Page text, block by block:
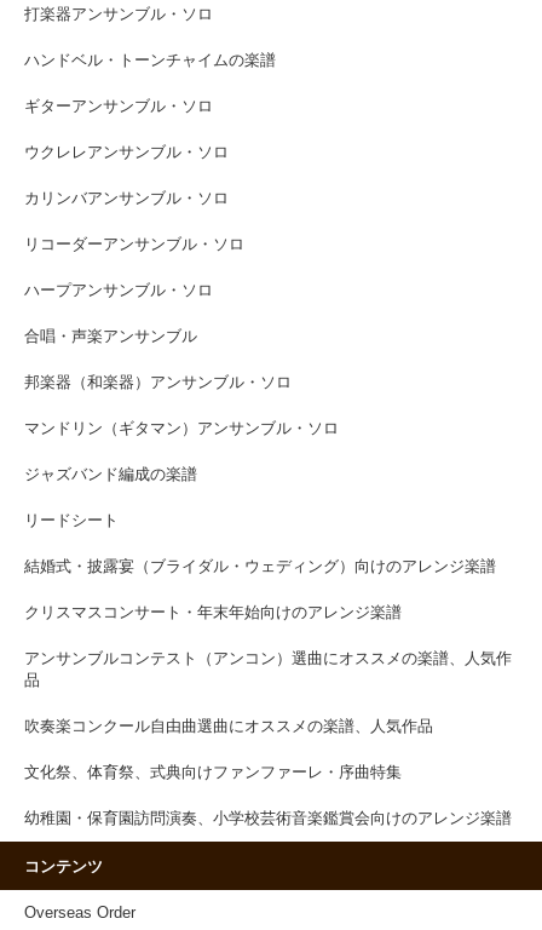
打楽器アンサンブル・ソロ
ハンドベル・トーンチャイムの楽譜
ギターアンサンブル・ソロ
ウクレレアンサンブル・ソロ
カリンバアンサンブル・ソロ
リコーダーアンサンブル・ソロ
ハープアンサンブル・ソロ
合唱・声楽アンサンブル
邦楽器（和楽器）アンサンブル・ソロ
マンドリン（ギタマン）アンサンブル・ソロ
ジャズバンド編成の楽譜
リードシート
結婚式・披露宴（ブライダル・ウェディング）向けのアレンジ楽譜
クリスマスコンサート・年末年始向けのアレンジ楽譜
アンサンブルコンテスト（アンコン）選曲にオススメの楽譜、人気作
品
吹奏楽コンクール自由曲選曲にオススメの楽譜、人気作品
文化祭、体育祭、式典向けファンファーレ・序曲特集
幼稚園・保育園訪問演奏、小学校芸術音楽鑑賞会向けのアレンジ楽譜
コンテンツ
Overseas Order